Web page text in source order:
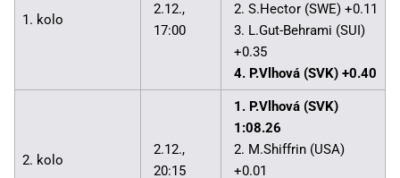
1. kolo
2.12.,
17:00
2. S.Hector (SWE) +0.11
3. L.Gut-Behrami (SUI)
+0.35
4. P.Vlhová (SVK) +0.40
2. kolo
2.12.,
20:15
1. P.Vlhová (SVK)
1:08.26
2. M.Shiffrin (USA)
+0.01